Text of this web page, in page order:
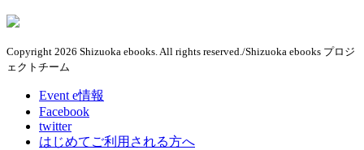
Copyright 2026 Shizuoka ebooks. All rights reserved./Shizuoka ebooks プロジ
ェクトチーム
Event e情報
Facebook
twitter
はじめてご利用される方へ